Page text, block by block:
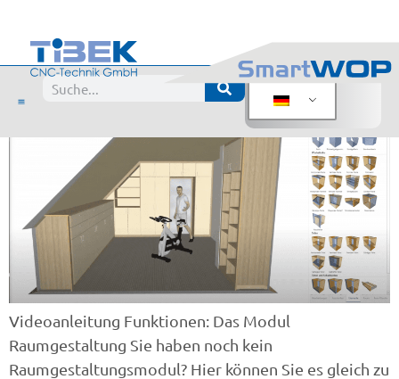
Raumgestaltung
Videoanleitung Funktionen: Das Modul
Raumgestaltung Sie haben noch kein
Raumgestaltungsmodul? Hier können Sie es gleich zu